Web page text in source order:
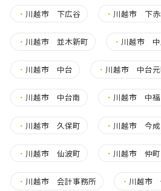
・ 川越市 下広谷 ・ 川越市 下赤
・ 川越市 並木新町 ・ 川越市 中
・ 川越市 中台 ・ 川越市 中台
・ 川越市 中台南 ・ 川越市 中福
・ 川越市 久保町 ・ 川越市 今成
・ 川越市 仙波町 ・ 川越市 仲町
・ 川越市 会計事務所 ・ 川越市